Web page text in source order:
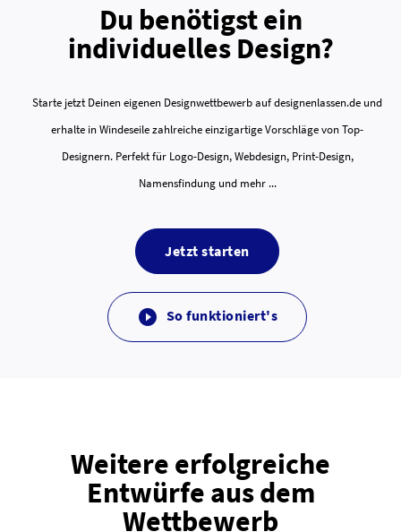
Du benötigst ein
individuelles Design?
Starte jetzt Deinen eigenen Designwettbewerb auf designenlassen.de und
erhalte in Windeseile zahlreiche einzigartige Vorschläge von Top-
Designern. Perfekt für Logo-Design, Webdesign, Print-Design,
Namensfindung und mehr ...
Jetzt starten
 So funktioniert's
Weitere erfolgreiche
Entwürfe aus dem
Wettbewerb